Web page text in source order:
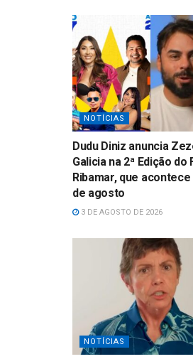
NOTÍCIAS
Dudu Diniz anuncia
Galicia na 2ª Edição do
Ribamar, que acontece
de agosto
3 DE AGOSTO DE 2026
NOTÍCIAS